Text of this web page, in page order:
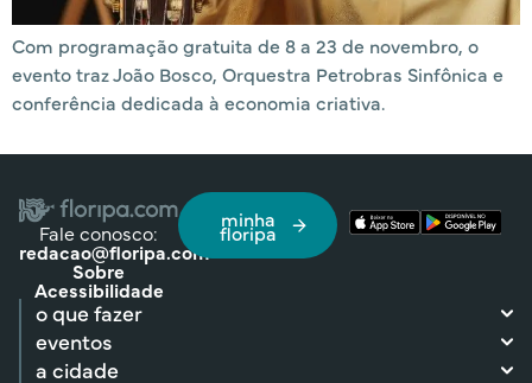
Com programação gratuita de 8 a 23 de novembro, o
evento traz João Bosco, Orquestra Petrobras Sinfônica e
conferência dedicada à economia criativa.
Fale conosco:
redacao@floripa.com
Sobre
Acessibilidade
minha
floripa
o que fazer
eventos
a cidade